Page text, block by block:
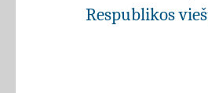
Respublikos